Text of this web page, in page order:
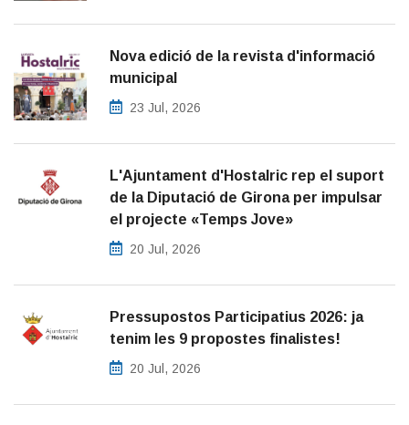
Nova edició de la revista d'informació
municipal
23 Jul, 2026
L'Ajuntament d'Hostalric rep el suport
de la Diputació de Girona per impulsar
el projecte «Temps Jove»
20 Jul, 2026
Pressupostos Participatius 2026: ja
tenim les 9 propostes finalistes!
20 Jul, 2026